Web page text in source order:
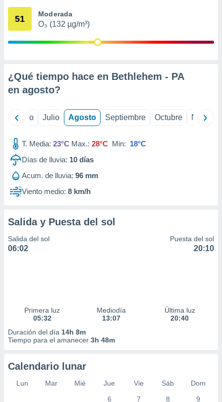
e
publicidad
1199
51 Moderada
O₃ (132 µg/m³)
¿Qué tiempo hace en Bethlehem - PA
en agosto?
Junio Julio Agosto Septiembre Octubre
T. Media: 23°C Max.: 28°C Min: 18°C
Días de lluvia: 10 días
Acum. de lluvia: 96 mm
Viento medio: 8 km/h
Salida y Puesta del sol
Salida del sol
06:02
Puesta del sol
20:10
Primera luz
05:32
Mediodía
13:07
Última luz
20:40
Duración del día 14h 8m
Tiempo para el amanecer 3h 48m
Calendario lunar
Lun Mar Mié Jue Vie Sáb
Dom
6
7 8 9